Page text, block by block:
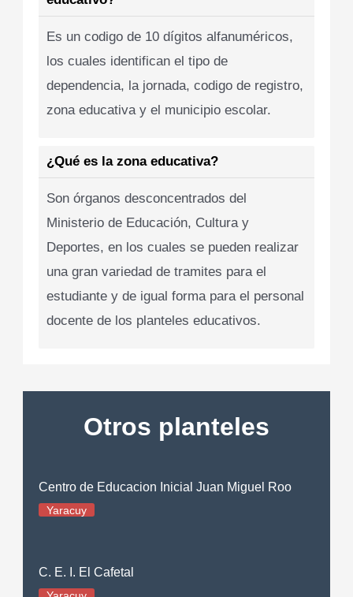
Es un codigo de 10 dígitos alfanuméricos,
los cuales identifican el tipo de
dependencia, la jornada, codigo de registro,
zona educativa y el municipio escolar.
¿Qué es la zona educativa?
Son órganos desconcentrados del
Ministerio de Educación, Cultura y
Deportes, en los cuales se pueden realizar
una gran variedad de tramites para el
estudiante y de igual forma para el personal
docente de los planteles educativos.
Otros planteles
Centro de Educacion Inicial Juan Miguel Roo
Yaracuy
C. E. I. El Cafetal